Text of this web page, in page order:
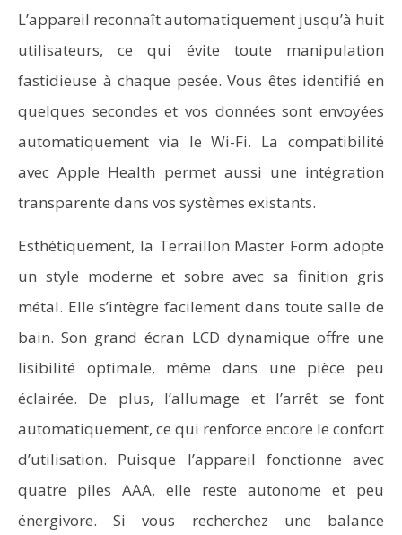
L’appareil reconnaît automatiquement jusqu’à huit
utilisateurs, ce qui évite toute manipulation
fastidieuse à chaque pesée. Vous êtes identifié en
quelques secondes et vos données sont envoyées
automatiquement via le Wi-Fi. La compatibilité
avec Apple Health permet aussi une intégration
transparente dans vos systèmes existants.
Esthétiquement, la Terraillon Master Form adopte
un style moderne et sobre avec sa finition gris
métal. Elle s’intègre facilement dans toute salle de
bain. Son grand écran LCD dynamique offre une
lisibilité optimale, même dans une pièce peu
éclairée. De plus, l’allumage et l’arrêt se font
automatiquement, ce qui renforce encore le confort
d’utilisation. Puisque l’appareil fonctionne avec
quatre piles AAA, elle reste autonome et peu
énergivore. Si vous recherchez une balance